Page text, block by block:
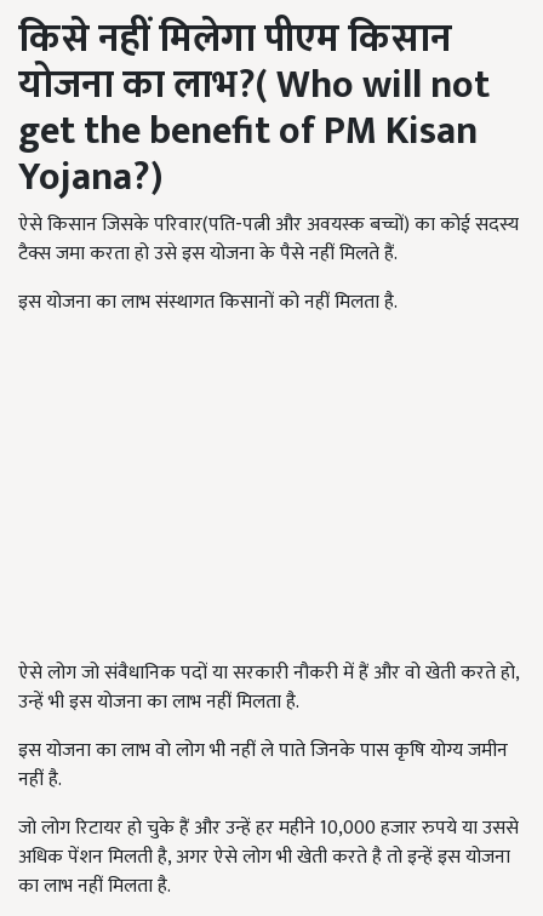
किसे नहीं मिलेगा पीएम किसान
योजना का लाभ?(Who will not
get the benefit of PM Kisan
Yojana?)
ऐसे किसान जिसके परिवार(पति-पत्नी और अवयस्क बच्चों) का कोई सदस्य
टैक्स जमा करता हो उसे इस योजना के पैसे नहीं मिलते हैं.
इस योजना का लाभ संस्थागत किसानों को नहीं मिलता है.
ऐसे लोग जो संवैधानिक पदों या सरकारी नौकरी में हैं और वो खेती करते हो,
उन्हें भी इस योजना का लाभ नहीं मिलता है.
इस योजना का लाभ वो लोग भी नहीं ले पाते जिनके पास कृषि योग्य जमीन
नहीं है.
जो लोग रिटायर हो चुके हैं और उन्हें हर महीने 10,000 हजार रुपये या उससे
अधिक पेंशन मिलती है, अगर ऐसे लोग भी खेती करते है तो इन्हें इस योजना
का लाभ नहीं मिलता है.